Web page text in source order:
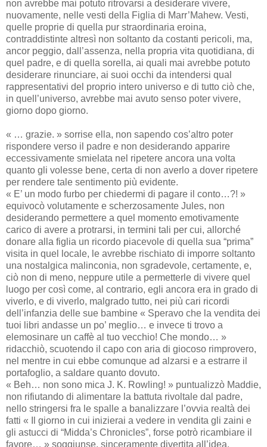
non avrebbe mai potuto ritrovarsi a desiderare vivere,
nuovamente, nelle vesti della Figlia di Marr’Mahew. Vesti,
quelle proprie di quella pur straordinaria eroina,
contraddistinte altresì non soltanto da costanti pericoli, ma,
ancor peggio, dall’assenza, nella propria vita quotidiana, di
quel padre, e di quella sorella, ai quali mai avrebbe potuto
desiderare rinunciare, ai suoi occhi da intendersi qual
rappresentativi del proprio intero universo e di tutto ciò che,
in quell’universo, avrebbe mai avuto senso poter vivere,
giorno dopo giorno.
« … grazie. » sorrise ella, non sapendo cos’altro poter
rispondere verso il padre e non desiderando apparire
eccessivamente smielata nel ripetere ancora una volta
quanto gli volesse bene, certa di non averlo a dover ripetere
per rendere tale sentimento più evidente.
« E’ un modo furbo per chiedermi di pagare il conto…?! »
equivocò volutamente e scherzosamente Jules, non
desiderando permettere a quel momento emotivamente
carico di avere a protrarsi, in termini tali per cui, allorché
donare alla figlia un ricordo piacevole di quella sua “prima”
visita in quel locale, le avrebbe rischiato di imporre soltanto
una nostalgica malinconia, non sgradevole, certamente, e,
ciò non di meno, neppure utile a permetterle di vivere quel
luogo per così come, al contrario, egli ancora era in grado di
viverlo, e di viverlo, malgrado tutto, nei più cari ricordi
dell’infanzia delle sue bambine « Speravo che la vendita dei
tuoi libri andasse un po’ meglio… e invece ti trovo a
elemosinare un caffè al tuo vecchio! Che mondo… »
ridacchiò, scuotendo il capo con aria di giocoso rimprovero,
nel mentre in cui ebbe comunque ad alzarsi e a estrarre il
portafoglio, a saldare quanto dovuto.
« Beh… non sono mica J. K. Rowling! » puntualizzò Maddie,
non rifiutando di alimentare la battuta rivoltale dal padre,
nello stringersi fra le spalle a banalizzare l’ovvia realtà dei
fatti « Il giorno in cui inizierai a vedere in vendita gli zaini e
gli astucci di “Midda’s Chronicles”, forse potrò ricambiare il
favore… » soggiunse, sinceramente divertita all’idea.